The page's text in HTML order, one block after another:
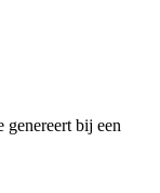
bij een